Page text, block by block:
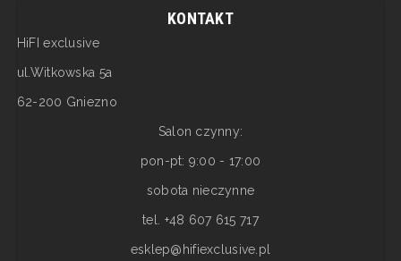
KONTAKT
HiFI exclusive
ul.Witkowska 5a
62-200 Gniezno
Salon czynny:
pon-pt: 9:00 - 17:00
sobota nieczynne
tel. +48 607 615 717
esklep@hifiexclusive.pl